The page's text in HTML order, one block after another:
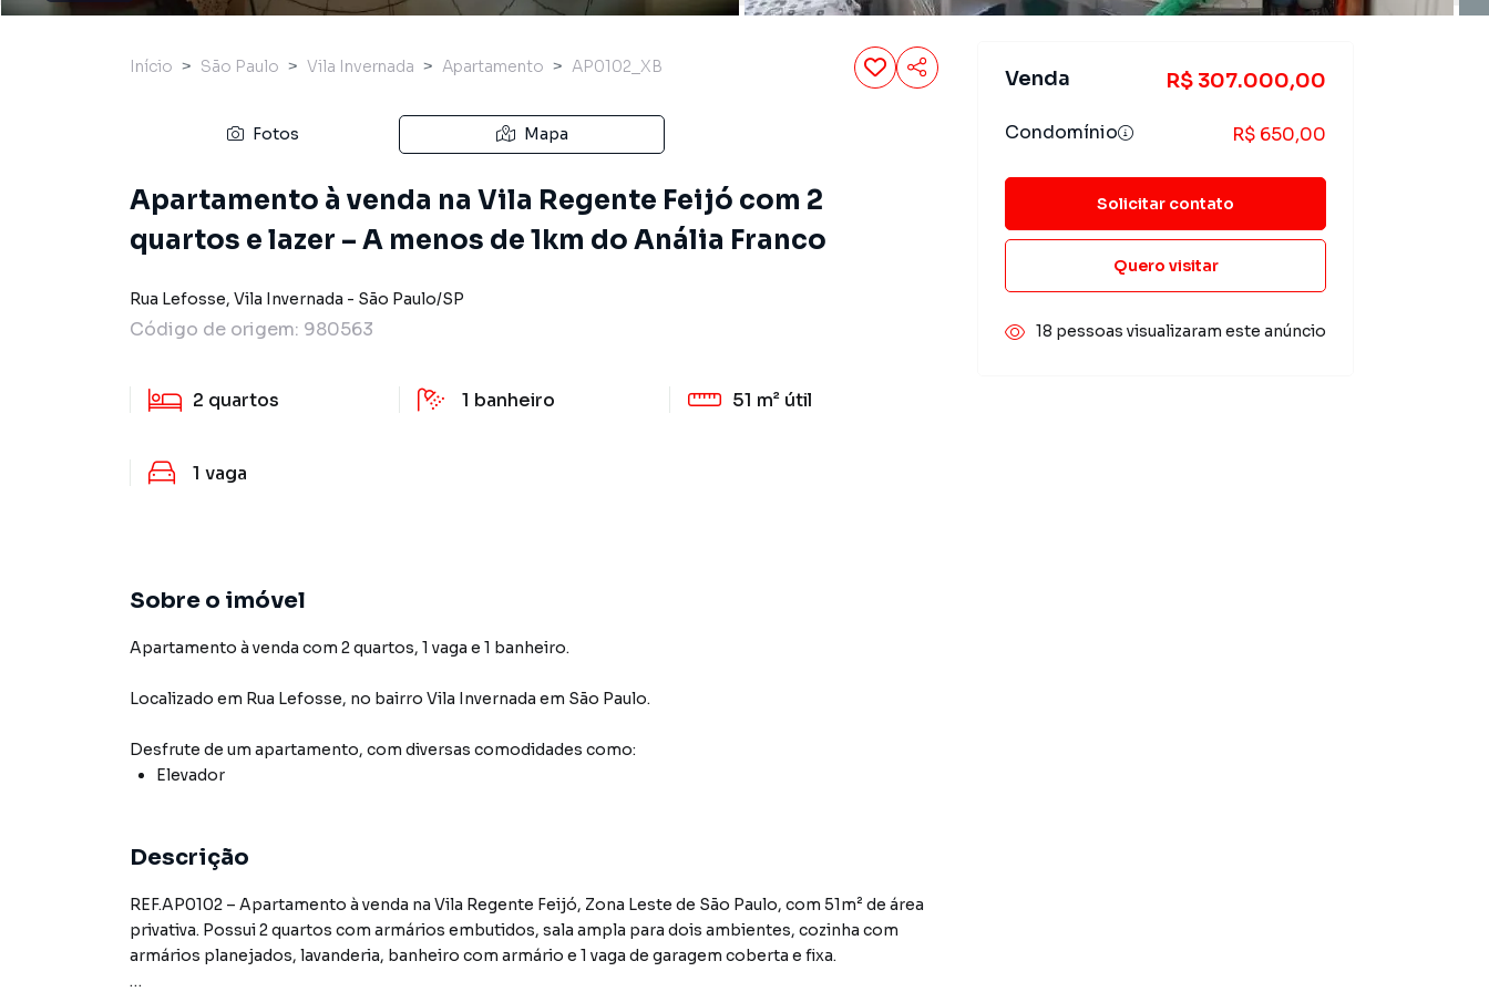
Início São Paulo Vila Invernada Apartamento AP0102_XB
Fotos Mapa
Apartamento à venda na Vila Regente Feijó com 2
quartos e lazer – A menos de 1km do Anália Franco
Rua Lefosse, Vila Invernada - São Paulo/SP
Código de origem: 980563
2 quartos 1 banheiro 51 m² útil
1 vaga
Sobre o imóvel
Apartamento à venda com 2 quartos, 1 vaga e 1 banheiro.
Localizado em Rua Lefosse, no bairro Vila Invernada em São Paulo.
Desfrute de um apartamento, com diversas comodidades como:
Elevador
Descrição
REF.AP0102 – Apartamento à venda na Vila Regente Feijó, Zona Leste de São Paulo, com 51m² de área
privativa. Possui 2 quartos com armários embutidos, sala ampla para dois ambientes, cozinha com
armários planejados, lavanderia, banheiro com armário e 1 vaga de garagem coberta e fixa.
Venda R$ 307.000,00
Condomínio R$ 650,00
Solicitar contato
Quero visitar
18 pessoas visualizaram este anúncio